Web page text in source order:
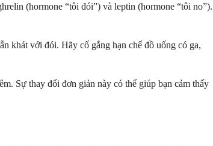
(hormone “tôi đói”) và leptin (hormone “tôi no”).
khát với đói. Hãy cố gắng hạn chế đồ uống có ga,
Sự thay đổi đơn giản này có thể giúp bạn cảm thấy